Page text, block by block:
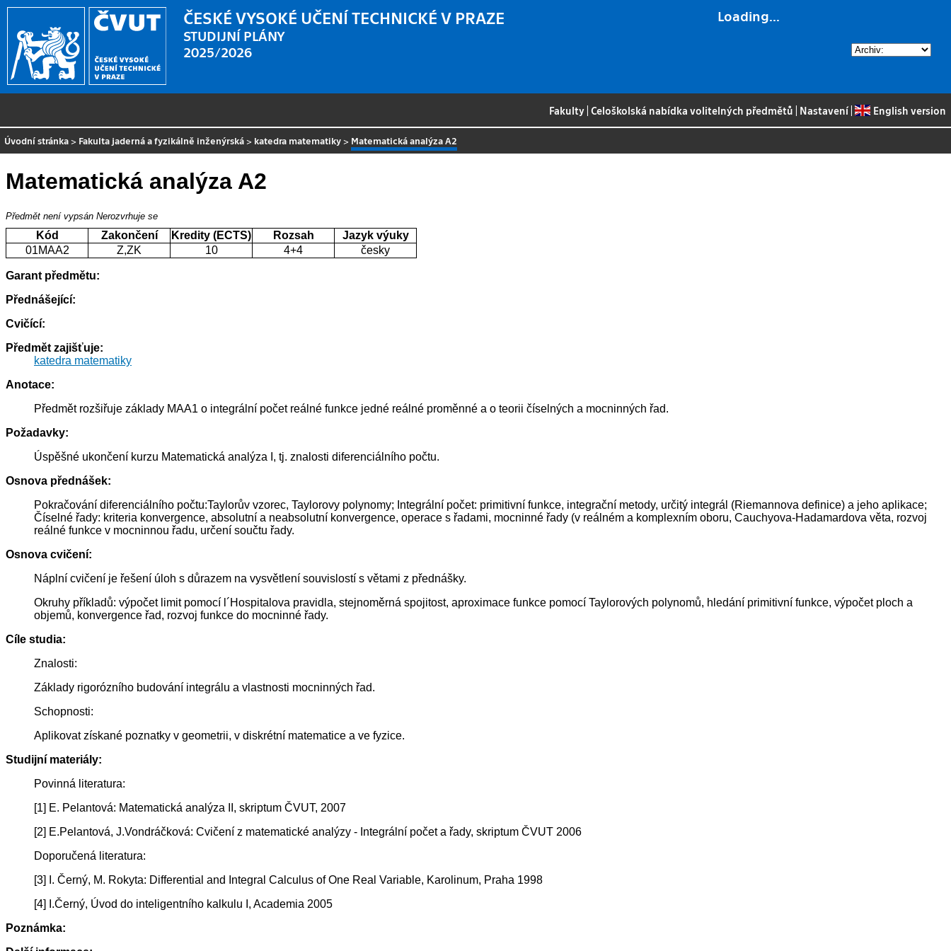
Loading...
ČESKÉ VYSOKÉ UČENÍ TECHNICKÉ V PRAZE
STUDIJNÍ PLÁNY
2025/2026
Fakulty |Celoškolská nabídka volitelných předmětů Nastavení| English version
Úvodní stránka > Fakulta jaderná a fyzikálně inženýrská > katedra matematiky > Matematická analýza A2
Matematická analýza A2
Předmět není vypsán Nerozvrhuje se
Kód Zakončení Kredity (ECTS) Rozsah
Jazyk výuky
01MAA2
Z,ZK 10 4+4 česky
Garant předmětu:
Přednášející:
Cvičící:
Předmět zajišťuje:
katedra matematiky
Anotace:
Předmět rozšiřuje základy MAA1 o integrální počet reálné funkce jedné reálné proměnné a o teorii číselných a mocninných řad.
Požadavky:
Úspěšné ukončení kurzu Matematická analýza I, tj. znalosti diferenciálního počtu.
Osnova přednášek:
Pokračování diferenciálního počtu:Taylorův vzorec, Taylorovy polynomy; Integrální počet: primitivní funkce, integrační metody, určitý integrál (Riemannova definice) a jeho aplikace;
Číselné řady: kriteria konvergence, absolutní a neabsolutní konvergence, operace s řadami, mocninné řady (v reálném a komplexním oboru, Cauchyova-Hadamardova věta, rozvoj
reálné funkce v mocninnou řadu, určení součtu řady.
Osnova cvičení:
Náplní cvičení je řešení úloh s důrazem na vysvětlení souvislostí s větami z přednášky.
Okruhy příkladů: výpočet limit pomocí l´Hospitalova pravidla, stejnoměrná spojitost, aproximace funkce pomocí Taylorových polynomů, hledání primitivní funkce, výpočet ploch a
objemů, konvergence řad, rozvoj funkce do mocninné řady.
Cíle studia:
Znalosti:
Základy rigorózního budování integrálu a vlastnosti mocninných řad.
Schopnosti:
Aplikovat získané poznatky v geometrii, v diskrétní matematice a ve fyzice.
Studijní materiály:
Povinná literatura:
[1] E. Pelantová: Matematická analýza II, skriptum ČVUT, 2007
[2] E.Pelantová, J.Vondráčková: Cvičení z matematické analýzy - Integrální počet a řady, skriptum ČVUT 2006
Doporučená literatura:
[3] I. Černý, M. Rokyta: Differential and Integral Calculus of One Real Variable, Karolinum, Praha 1998
[4] I.Černý, Úvod do inteligentního kalkulu I, Academia 2005
Poznámka: